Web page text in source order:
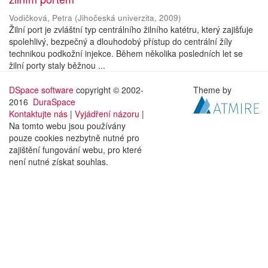
Vodičková, Petra (Jihočeská univerzita, 2009)
Žilní port je zvláštní typ centrálního žilního katétru, který zajišťuje
spolehlivý, bezpečný a dlouhodobý přístup do centrální žíly
technikou podkožní injekce. Během několika posledních let se
žilní porty staly běžnou ...
DSpace software copyright © 2002-
2016 DuraSpace
Kontaktujte nás | Vyjádření názoru |
Na tomto webu jsou používány
pouze cookies nezbytně nutné pro
zajištění fungování webu, pro které
není nutné získat souhlas.
Theme by